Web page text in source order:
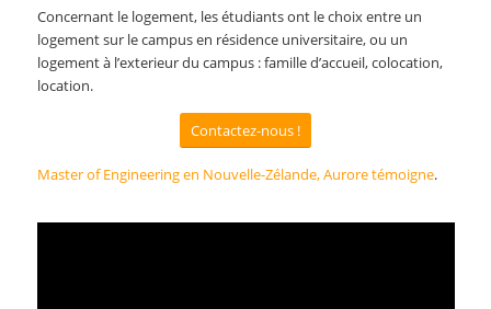
Concernant le logement, les étudiants ont le choix entre un
logement sur le campus en résidence universitaire, ou un
logement à l’exterieur du campus : famille d’accueil, colocation,
location.
Contactez-nous !
Master of Engineering en Nouvelle-Zélande, Aurore témoigne.